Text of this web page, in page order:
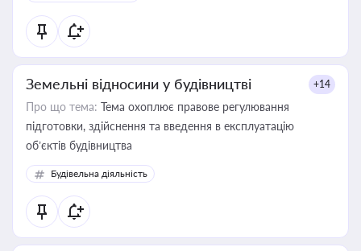
Земельні відносини у будівництві +14
Про що тема: Тема охоплює правове регулювання
підготовки, здійснення та введення в експлуатацію
об’єктів будівництва
Будівельна діяльність